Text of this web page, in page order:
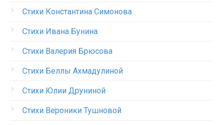
Стихи Константина Симонова
Стихи Ивана Бунина
Стихи Валерия Брюсова
Стихи Беллы Ахмадулиной
Стихи Юлии Друниной
Стихи Вероники Тушновой